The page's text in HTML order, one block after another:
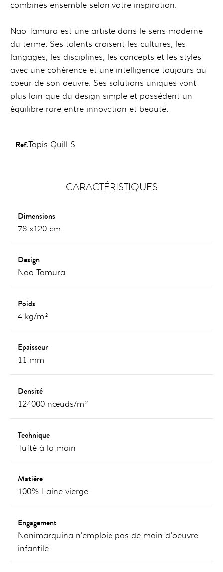
combinés ensemble selon votre inspiration.
Nao Tamura est une artiste dans le sens moderne
du terme. Ses talents croisent les cultures, les
langages, les disciplines, les concepts et les styles
avec une cohérence et une intelligence toujours au
coeur de son oeuvre. Ses solutions uniques vont
plus loin que du design simple et possèdent un
équilibre rare entre innovation et beauté.
Ref.Tapis Quill S
CARACTÉRISTIQUES
Dimensions
78 x120 cm
Design
Nao Tamura
Poids
4 kg/m²
Epaisseur
11 mm
Densité
124000 nœuds/m²
Technique
Tufté à la main
Matière
100% Laine vierge
Engagement
Nanimarquina n'emploie pas de main d'oeuvre
infantile